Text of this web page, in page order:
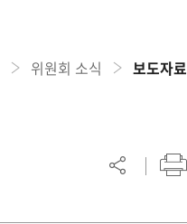
위원회 소식 보도자료